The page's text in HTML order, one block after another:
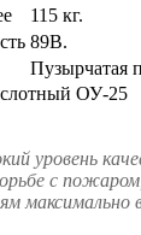
115 кг.
89В.
Пузырчатая
уровень
с